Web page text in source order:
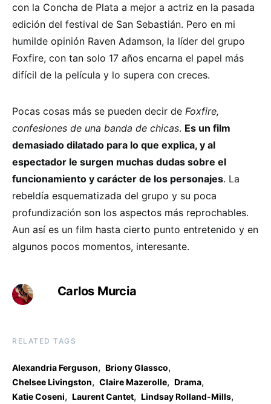
con la Concha de Plata a mejor a actriz en la pasada
edición del festival de San Sebastián. Pero en mi
humilde opinión Raven Adamson, la líder del grupo
Foxfire, con tan solo 17 años encarna el papel más
difícil de la película y lo supera con creces.
Pocas cosas más se pueden decir de Foxfire,
confesiones de una banda de chicas. Es un film
demasiado dilatado para lo que explica, y al
espectador le surgen muchas dudas sobre el
funcionamiento y carácter de los personajes. La
rebeldía esquematizada del grupo y su poca
profundización son los aspectos más reprochables.
Aun así es un film hasta cierto punto entretenido y en
algunos pocos momentos, interesante.
Carlos Murcia
RELATED TAGS
Alexandria Ferguson, Briony Glassco,
Chelsee Livingston, Claire Mazerolle, Drama,
Katie Coseni, Laurent Cantet, Lindsay Rolland-Mills,